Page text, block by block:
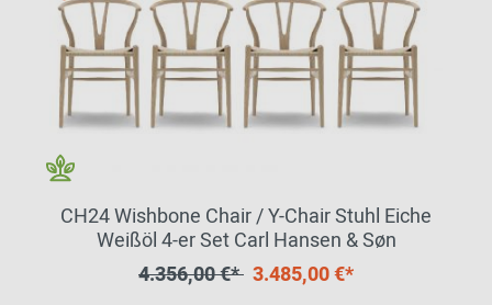
CH24 Wishbone Chair / Y-Chair Stuhl Eiche
Weißöl 4-er Set Carl Hansen & Søn
4.356,00 €* 3.485,00 €*